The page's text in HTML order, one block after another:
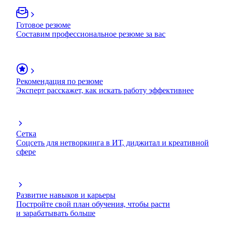
Готовое резюме
Составим профессиональное резюме за вас
Рекомендация по резюме
Эксперт расскажет, как искать работу эффективнее
Сетка
Соцсеть для нетворкинга в ИТ, диджитал и креативной
сфере
Развитие навыков и карьеры
Постройте свой план обучения, чтобы расти
и зарабатывать больше